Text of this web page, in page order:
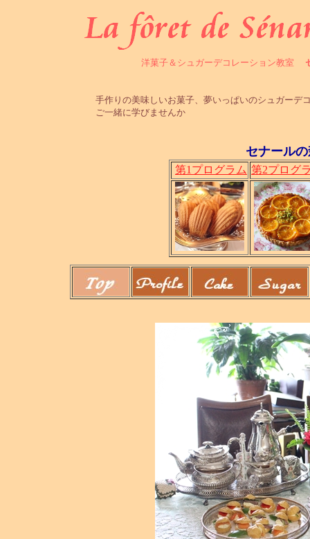
洋菓子＆シュガーデコレーション教室
手作りの美味しいお菓子、夢いっぱいのシュガーデ
ご一緒に学びませんか
セナール
第1プログラム 第2プログ